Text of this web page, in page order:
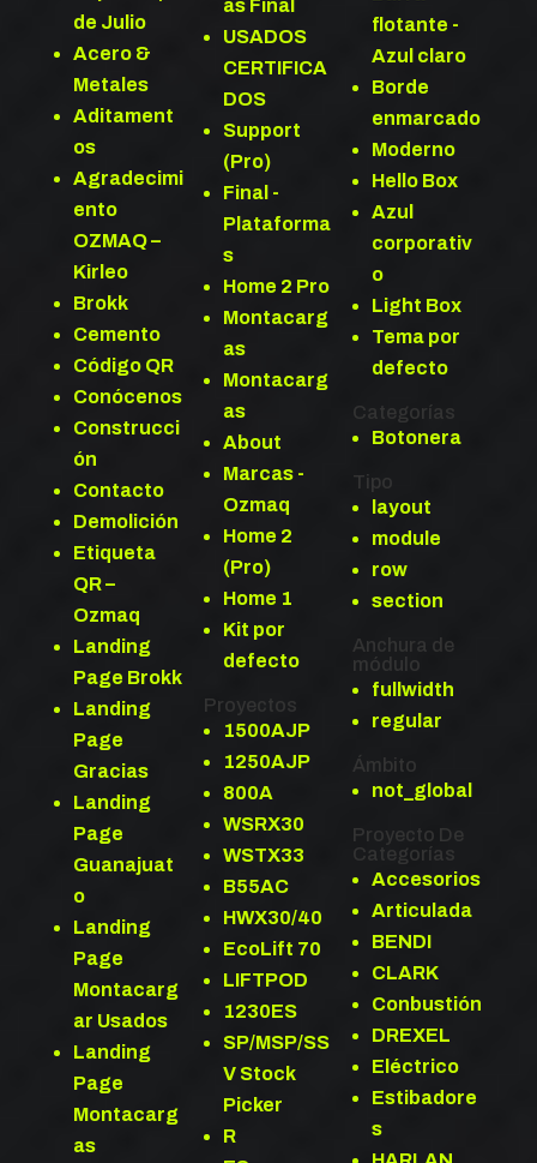
de Julio
Acero &
Metales
Aditament
os
Agradecimi
ento
OZMAQ –
Kirleo
Brokk
Cemento
Código QR
Conócenos
Construcci
ón
Contacto
Demolición
Etiqueta
QR –
Ozmaq
Landing
Page Brokk
Landing
Page
Gracias
Landing
Page
Guanajuat
o
Landing
Page
Montacarg
ar Usados
Landing
Page
Montacarg
as
as Final
USADOS
CERTIFICA
DOS
Support
(Pro)
Final -
Plataforma
s
Home 2 Pro
Montacarg
as
Montacarg
as
About
Marcas -
Ozmaq
Home 2
(Pro)
Home 1
Kit por
defecto
Proyectos
1500AJP
1250AJP
800A
WSRX30
WSTX33
B55AC
HWX30/40
EcoLift 70
LIFTPOD
1230ES
SP/MSP/SS
V Stock
Picker
R
flotante -
Azul claro
Borde
enmarcado
Moderno
Hello Box
Azul
corporativ
o
Light Box
Tema por
defecto
Categorías
Botonera
Tipo
layout
module
row
section
Anchura de
módulo
fullwidth
regular
Ámbito
not_global
Proyecto De
Categorías
Accesorios
Articulada
BENDI
CLARK
Conbustión
DREXEL
Eléctrico
Estibadore
s